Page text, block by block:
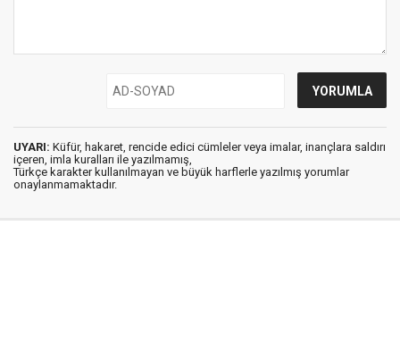
UYARI: Küfür, hakaret, rencide edici cümleler veya imalar, inançlara saldırı
içeren, imla kuralları ile yazılmamış,
Türkçe karakter kullanılmayan ve büyük harflerle yazılmış yorumlar
onaylanmamaktadır.